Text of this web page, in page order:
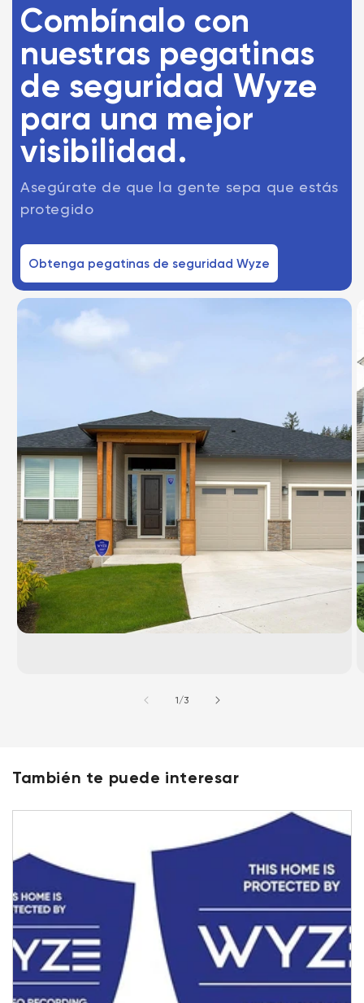
Combínalo con
nuestras pegatinas
de seguridad Wyze
para una mejor
visibilidad.
Asegúrate de que la gente sepa que estás
protegido
Obtenga pegatinas de seguridad Wyze
1/de
3
También te puede interesar